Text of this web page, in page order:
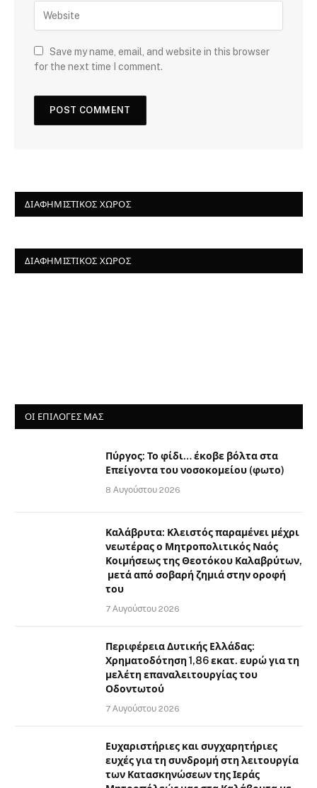
Save my name, email, and website in this browser
for the next time I comment.
ΔΙΑΦΗΜΙΣΤΙΚΌΣ ΧΏΡΟΣ
ΔΙΑΦΗΜΙΣΤΙΚΌΣ ΧΏΡΟΣ
ΟΙ ΕΠΙΛΟΓΈΣ ΜΑΣ
Πύργος: Το φίδι… έκοβε βόλτα στα
Επείγοντα του νοσοκομείου (φωτο)
8 Αυγούστου 2026
Καλάβρυτα: Κλειστός παραμένει μέχρι
νεωτέρας ο Μητροπολιτικός Ναός
Κοιμήσεως της Θεοτόκου Καλαβρύτων,
μετά από σοβαρή ζημιά στην οροφή
του
7 Αυγούστου 2026
Περιφέρεια Δυτικής Ελλάδας:
Χρηματοδότηση 1,86 εκατ. ευρώ για τη
μελέτη επαναλειτουργίας του
Οδοντωτού
7 Αυγούστου 2026
Ευχαριστήριες και συγχαρητήριες
ευχές για τη συνδρομή στη λειτουργία
των Κατασκηνώσεων της Ιεράς